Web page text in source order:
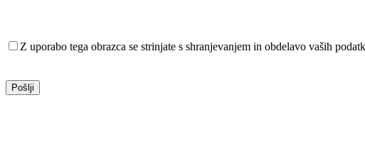
Z uporabo tega obrazca se strinjate s shranjevanjem in obdelavo vaših